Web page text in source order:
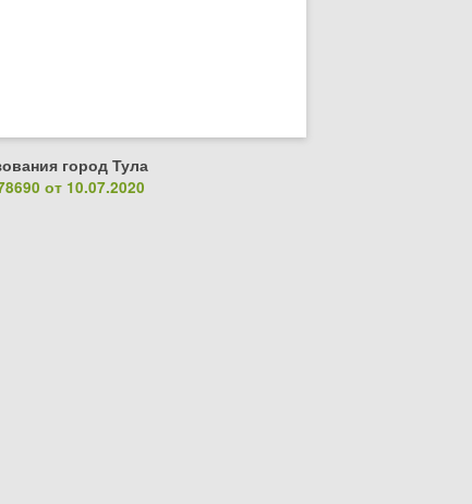
город Тула
от 10.07.2020